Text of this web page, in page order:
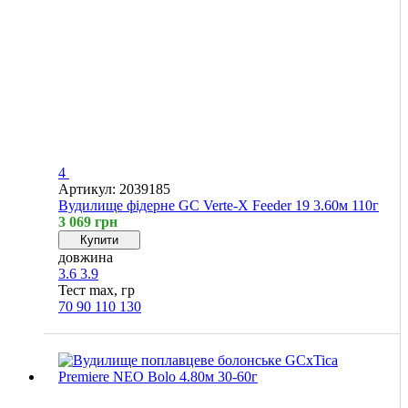
4
Артикул: 2039185
Вудилище фідерне GC Verte-X Feeder 19 3.60м 110г
3 069 грн
Купити
довжина
3.6 3.9
Тест max, гр
70 90 110 130